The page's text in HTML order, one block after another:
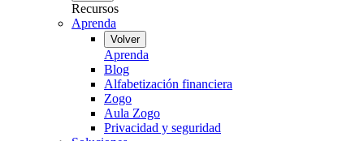
Recursos
Aprenda
Volver
Aprenda
Blog
Alfabetización financiera
Zogo
Aula Zogo
Privacidad y seguridad